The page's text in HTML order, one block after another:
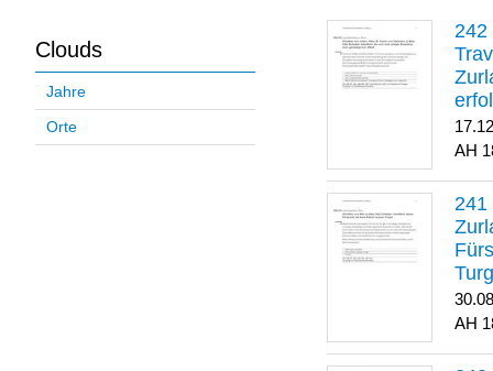
Clouds
Jahre
Orte